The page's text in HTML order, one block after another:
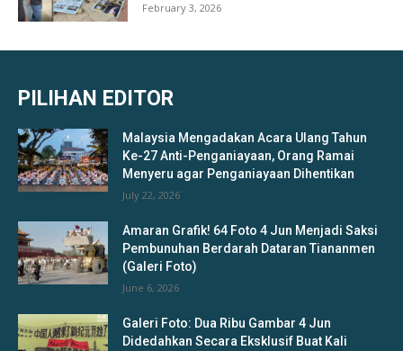
February 3, 2026
PILIHAN EDITOR
Malaysia Mengadakan Acara Ulang Tahun
Ke-27 Anti-Penganiayaan, Orang Ramai
Menyeru agar Penganiayaan Dihentikan
July 22, 2026
Amaran Grafik! 64 Foto 4 Jun Menjadi Saksi
Pembunuhan Berdarah Dataran Tiananmen
(Galeri Foto)
June 6, 2026
Galeri Foto: Dua Ribu Gambar 4 Jun
Didedahkan Secara Eksklusif Buat Kali